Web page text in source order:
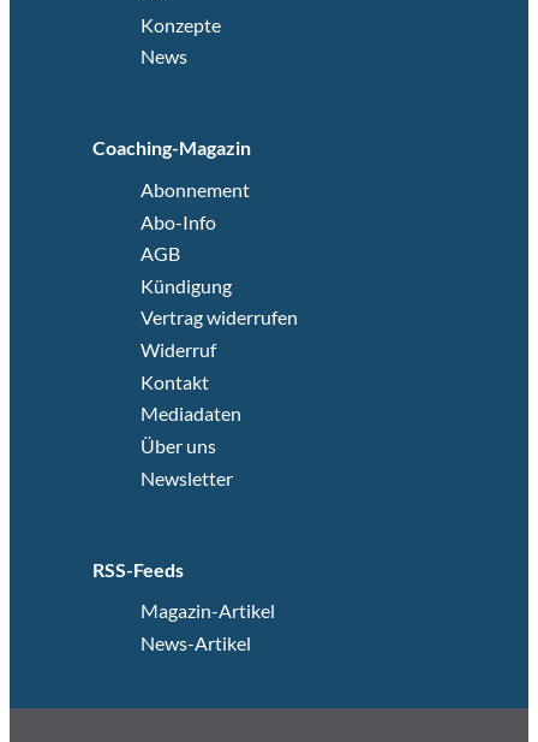
Konzepte
News
Coaching-Magazin
Abonnement
Abo-Info
AGB
Kündigung
Vertrag widerrufen
Widerruf
Kontakt
Mediadaten
Über uns
Newsletter
RSS-Feeds
Magazin-Artikel
News-Artikel